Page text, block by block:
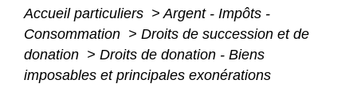
Accueil particuliers > Argent - Impôts -
Consommation > Droits de succession et de
donation > Droits de donation - Biens
imposables et principales exonérations